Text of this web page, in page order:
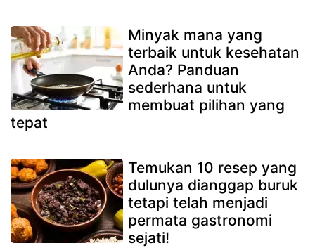
Minyak mana yang
terbaik untuk kesehatan
Anda? Panduan
sederhana untuk
membuat pilihan yang
tepat
Temukan 10 resep yang
dulunya dianggap buruk
tetapi telah menjadi
permata gastronomi
sejati!